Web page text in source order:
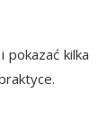
pokazać kilka